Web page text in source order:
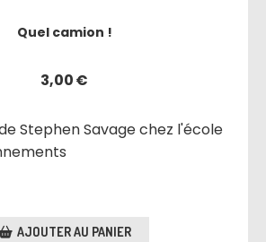
Quel camion !
3,00€
Stephen Savage chez l'école
AJOUTER AU PANIER